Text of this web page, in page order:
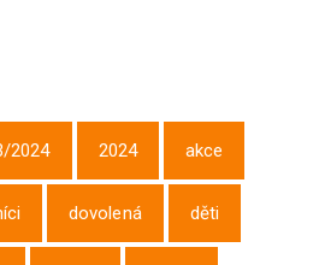
2024 2024 akce
dovolená děti